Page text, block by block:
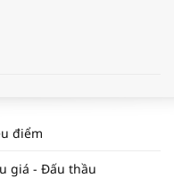
VÀ NĂM 2025 | NHỊP
#62
điểm
giá - Đấu thầu